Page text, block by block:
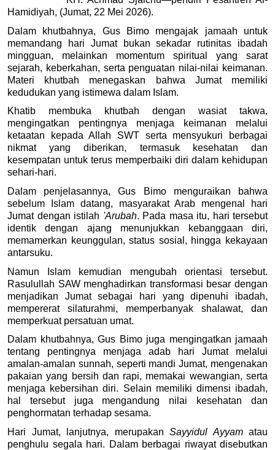
Hamidiyah, (Jumat, 22 Mei 2026).
Dalam khutbahnya, Gus Bimo mengajak jamaah untuk
memandang hari Jumat bukan sekadar rutinitas ibadah
mingguan, melainkan momentum spiritual yang sarat
sejarah, keberkahan, serta penguatan nilai-nilai keimanan.
Materi khutbah menegaskan bahwa Jumat memiliki
kedudukan yang istimewa dalam Islam.
Khatib membuka khutbah dengan wasiat takwa,
mengingatkan pentingnya menjaga keimanan melalui
ketaatan kepada Allah SWT serta mensyukuri berbagai
nikmat yang diberikan, termasuk kesehatan dan
kesempatan untuk terus memperbaiki diri dalam kehidupan
sehari-hari.
Dalam penjelasannya, Gus Bimo menguraikan bahwa
sebelum Islam datang, masyarakat Arab mengenal hari
Jumat dengan istilah 'Arubah. Pada masa itu, hari tersebut
identik dengan ajang menunjukkan kebanggaan diri,
memamerkan keunggulan, status sosial, hingga kekayaan
antarsuku.
Namun Islam kemudian mengubah orientasi tersebut.
Rasulullah SAW menghadirkan transformasi besar dengan
menjadikan Jumat sebagai hari yang dipenuhi ibadah,
mempererat silaturahmi, memperbanyak shalawat, dan
memperkuat persatuan umat.
Dalam khutbahnya, Gus Bimo juga mengingatkan jamaah
tentang pentingnya menjaga adab hari Jumat melalui
amalan-amalan sunnah, seperti mandi Jumat, mengenakan
pakaian yang bersih dan rapi, memakai wewangian, serta
menjaga kebersihan diri. Selain memiliki dimensi ibadah,
hal tersebut juga mengandung nilai kesehatan dan
penghormatan terhadap sesama.
Hari Jumat, lanjutnya, merupakan Sayyidul Ayyam atau
penghulu segala hari. Dalam berbagai riwayat disebutkan